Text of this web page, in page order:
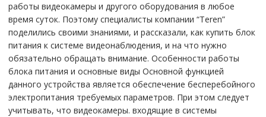
работы видеокамеры и другого оборудования в любое
время суток. Поэтому специалисты компании “Teren”
поделились своими знаниями, и рассказали, как купить блок
питания к системе видеонаблюдения, и на что нужно
обязательно обращать внимание. Особенности работы
блока питания и основные виды Основной функцией
данного устройства является обеспечение бесперебойного
электропитания требуемых параметров. При этом следует
учитывать, что видеокамеры. входящие в системы